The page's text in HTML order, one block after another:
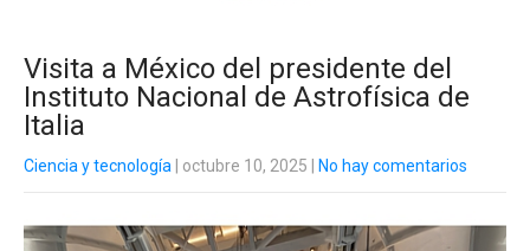
Visita a México del presidente del
Instituto Nacional de Astrofísica de
Italia
Ciencia y tecnología | octubre 10, 2025 No hay comentarios